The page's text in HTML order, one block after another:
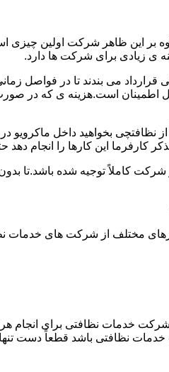
بر این ظاهر شرکت اولین
ی زیادی برای شرکت ها دارد.
می بندند تا در فواصل
قابل اطمینان است.هزینه ی
نظافتچی بخواهید داخل
کارفرما این کارها را انجام
کاملاً توجیه شده باشد.تا
مختلف از شرکت های
خدمات نظافتی برای انجام
نظافتی باشد قطعاً دست تنها